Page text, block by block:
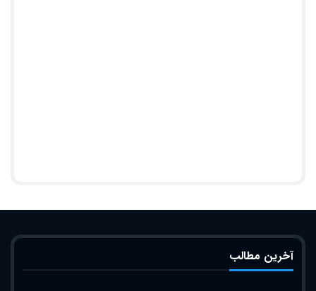
آخرین مطالب